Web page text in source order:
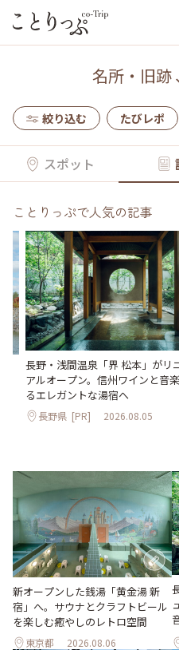
名所・旧跡
絞り込む たびレポ
スポット
ことりっぷで人気の記事
長野・浅間温泉「界 松本」がリ
アルオープン。信州ワインと音
るエレガントな湯宿へ
長野県 [PR] 2026.08.05
新オープンした銭湯「黄金湯 新
宿」へ。サウナとクラフトビール
を楽しむ癒やしのレトロ空間
東京都 2026.08.06